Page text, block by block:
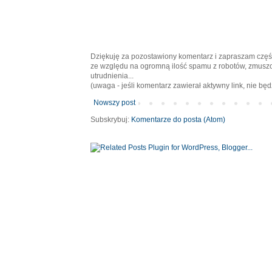
Dziękuję za pozostawiony komentarz i zapraszam
ze względu na ogromną ilość spamu z robotów,
utrudnienia...
(uwaga - jeśli komentarz zawierał aktywny link, nie
Nowszy post
Subskrybuj: Komentarze do posta (Atom)